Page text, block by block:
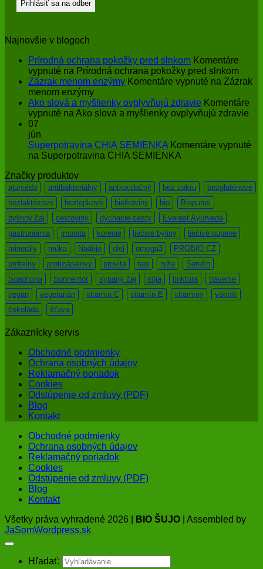
Najnovšie v blogoch
Prírodná ochrana pokožky pred slnkom Komentáre
vypnuté na Prírodná ochrana pokožky pred slnkom
Zázrak menom enzýmy Komentáre vypnuté na Zázrak
menom enzýmy
Ako slová a myšlienky ovplyvňujú zdravie Komentáre
vypnuté na Ako slová a myšlienky ovplyvňujú zdravie
07
jún
Superpotravina CHIA SEMIENKA Komentáre vypnuté
na Superpotravina CHIA SEMIENKA
Značky produktov
ajurvéda antibakteriálny antioxidačný bez cukru
bezgluténové
bezlaktózové
bezlepkové bielkoviny bio
Biopurus
bylinný čaj
cestoviny dýchacie cesty
Everest Ayurveda
gastronómia
imunita korenie liečivé byliny
liečivé pupene
minerály
múka Naděje olej omega3
PROBIO CZ
proteíny
protizápalový provita raw ryža
Serafin
Soaphoria
Sonnentor sypaný čaj sója tinktúra
trávenie
vegan
vegetarián vitamín C vitamín E vitamíny
vápnik
čokoláda
šťava
Zákaznícky servis
Obchodné podmienky
Ochrana osobných údajov
Reklamačný poriadok
Cookies
Odstúpenie od zmluvy (PDF)
Blog
Kontakt
Obchodné podmienky
Ochrana osobných údajov
Reklamačný poriadok
Cookies
Odstúpenie od zmluvy (PDF)
Blog
Kontakt
Všetky práva vyhradené 2026 |
BIO ŠUJO | Assembled by
JaSomWordpress.sk
Hľadať: